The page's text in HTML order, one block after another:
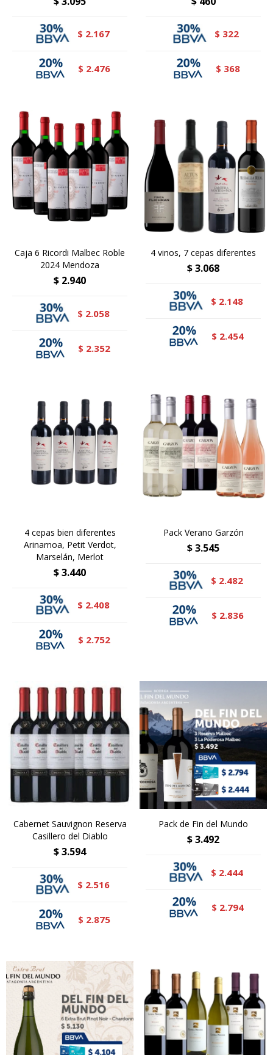
$ 2.167
$ 2.476
$ 322
$ 368
Caja 6 Ricordi Malbec Roble
2024 Mendoza
$ 2.940
$ 2.058
$ 2.352
4 vinos, 7 cepas diferentes
$3.068
$ 2.148
$ 2.454
4 cepas bien diferentes
Arinarnoa, Petit Verdot,
Marselán, Merlot
$3.440
$ 2.408
$ 2.752
Pack Verano Garzón
$3.545
$ 2.482
$ 2.836
Cabernet Sauvignon Reserva
Casillero del Diablo
$3.594
$ 2.516
$ 2.875
Pack de Fin del Mundo
$3.492
$ 2.444
$ 2.794